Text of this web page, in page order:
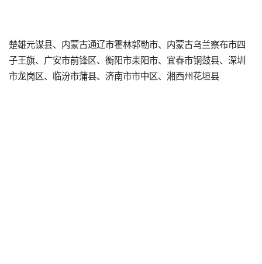
楚雄元谋县、内蒙古通辽市霍林郭勒市、内蒙古乌兰察布市四
子王旗、广安市前锋区、衡阳市耒阳市、宜春市铜鼓县、深圳
市龙岗区、临汾市蒲县、济南市市中区、湘西州花垣县